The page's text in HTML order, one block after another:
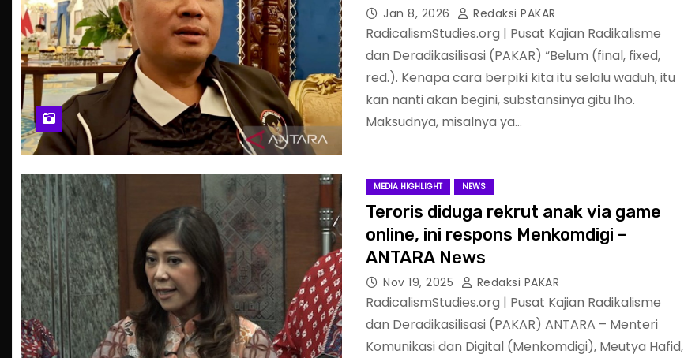
Jan 8, 2026 Redaksi PAKAR
RadicalismStudies.org | Pusat Kajian Radikalisme
dan Deradikasilisasi (PAKAR) “Belum (final, fixed,
red.). Kenapa cara berpiki kita itu selalu waduh, itu
kan nanti akan begini, substansinya gitu lho.
Maksudnya, misalnya ya…
MEDIA HIGHLIGHT NEWS
Teroris diduga rekrut anak via game
online, ini respons Menkomdigi –
ANTARA News
Nov 19, 2025 Redaksi PAKAR
RadicalismStudies.org | Pusat Kajian Radikalisme
dan Deradikasilisasi (PAKAR) ANTARA – Menteri
Komunikasi dan Digital (Menkomdigi), Meutya Hafid,